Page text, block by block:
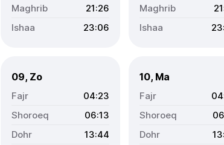
21:26
23:06
09, Zo
04:23
06:13
13:44
10, Ma